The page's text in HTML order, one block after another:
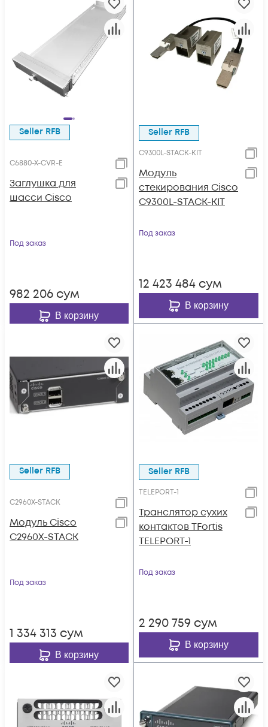
Seller RFB
C6880-X-CVR-E
Заглушка для
шасси Cisco
Под заказ
982 206 сум
В корзину
Seller RFB
C9300L-STACK-KIT
Модуль
стекирования Cisco
C9300L-STACK-KIT
Под заказ
12 423 484 сум
В корзину
Seller RFB
C2960X-STACK
Модуль Cisco
C2960X-STACK
Под заказ
1 334 313 сум
В корзину
Seller RFB
TELEPORT-1
Транслятор сухих
контактов TFortis
TELEPORT-1
Под заказ
2 290 759 сум
В корзину